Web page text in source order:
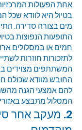
אחת הפעולות
בטיול היא לוודא
מים בצורה סדירה.
התופעות הנפוצות
חמים או במסלולים
לתזכורות חוזרות
המשתתפים מצוידים
החובש מוודא שכולם
להם אמצעי הגנה
המסלול מתבצע
2. מעקב אחר